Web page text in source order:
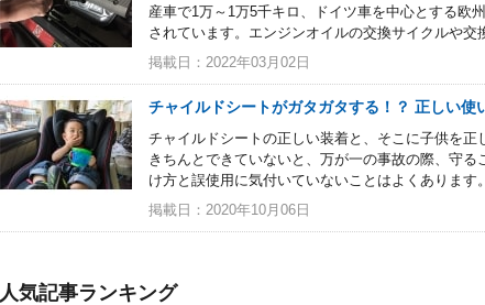
産車で1万～1万5千キロ、ドイツ車を中心とする欧
されています。エンジンオイルの交換サイクルや交
掲載日：2022年03月02日
チャイルドシートがガタガタする！？ 正しい使
チャイルドシートの正しい装着と、そこに子供を
きちんとできていないと、万が一の事故の際、守
け方と誤使用に気付いていないことはよくあります
掲載日：2020年10月06日
人気記事ランキング